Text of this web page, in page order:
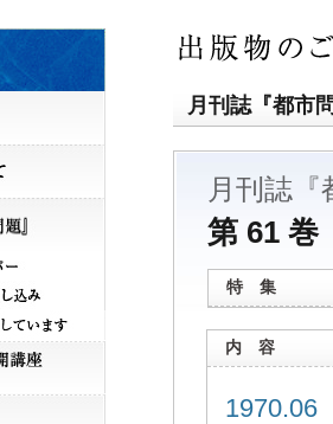
月刊誌『都市
月刊誌『
第 61
特 集
内 容